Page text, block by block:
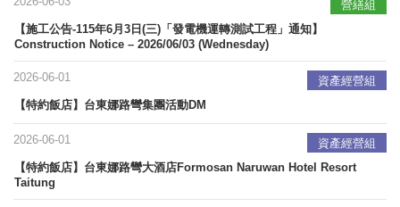
營繕組
【施工公告-115年6月3日(三)「發電機運轉測試工程」通知】
Construction Notice – 2026/06/03 (Wednesday)
資產經營組
2026-06-01
【特約飯店】台東娜路彎集團活動DM
資產經營組
2026-06-01
【特約飯店】台東娜路彎大酒店Formosan Naruwan Hotel Resort
Taitung